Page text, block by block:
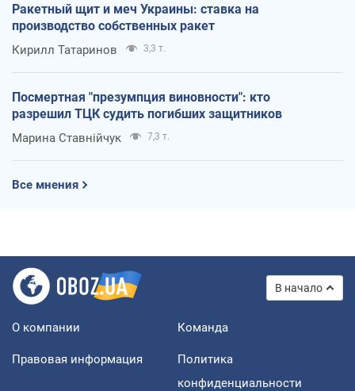
Ракетный щит и меч Украины: ставка на
производство собственных ракет
Кирилл Татаринов 3,3 т.
Посмертная "презумпция виновности": кто
разрешил ТЦК судить погибших защитников
Марина Ставнійчук 7,3 т.
Все мнения
В начало
О компании Команда
Правовая информация
Политика
конфиденциальности